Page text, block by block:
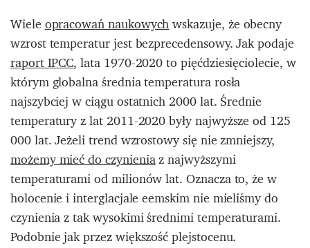
Wieleopracowań naukowychwskazuje, że obecny
wzrost temperatur jest bezprecedensowy. Jak podaje
raport IPCC, lata 1970-2020 to pięćdziesięciolecie, w
którym globalna średnia temperatura rosła
najszybciej w ciągu ostatnich 2000 lat. Średnie
temperatury z lat 2011-2020 były najwyższe od 125
000 lat. Jeżeli trend wzrostowy się nie zmniejszy,
możemy mieć do czynieniaz najwyższymi
temperaturami od milionów lat. Oznacza to, że w
holocenie i interglacjale eemskim nie mieliśmy do
czynienia z tak wysokimi średnimi temperaturami.
Podobnie jak przez większość plejstocenu.